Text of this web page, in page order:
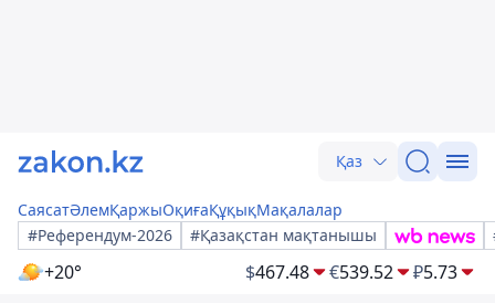
Қаз
СаясатӘлемҚаржыОқиғаҚұқықМақалалар
#Референдум-2026
#Қазақстан мақтанышы
+20° $467.48 €539.52 ₽5.73